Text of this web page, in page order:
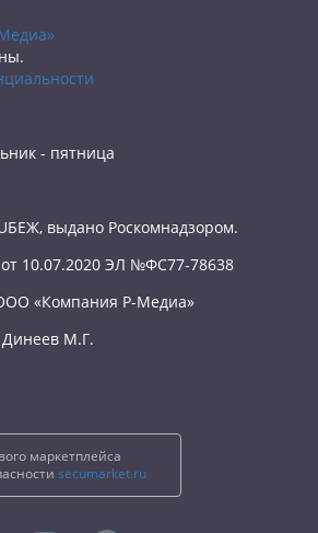
- пятница
выдано Роскомнадзором.
от 10.07.2020 ЭЛ №ФС77-78638
«Компания Р-Медиа»
Динеев М.Г.
маркетплейса
secumarket.ru